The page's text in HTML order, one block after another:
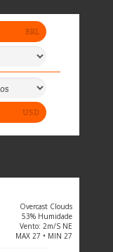
Overcast Clouds
53% Humidade
Vento: 2m/s NE
MAX 27 • MIN 27